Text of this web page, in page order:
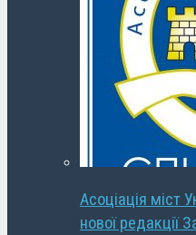
Асоціація міст
нової редакції